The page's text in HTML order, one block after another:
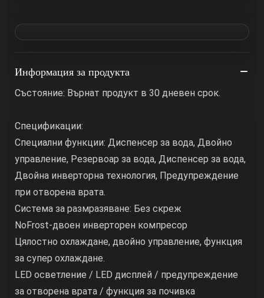
Информация за продукта
Състояние: Върнат продукт в 30 дневен срок.
Спецификации:
Специални функции: Диспенсер за вода, Двойно
управление, Резервоар за вода, Диспенсер за вода,
Двойна инверторна технология, Предупреждение
при отворена врата.
Система за размразяване: Без скреж
NoFrost-двоен инверторен компресор
Цялостно охлаждане, двойно управление, функция
за супер охлаждане.
LED осветление / LED дисплей / предупреждение
за отворена врата / функция за почивка